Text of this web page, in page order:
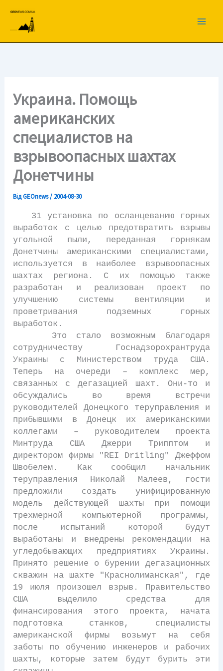
вмісту
Украина. Помощь
американских
специалистов на
взрывоопасных шахтах
Донетчины
ВідGEOnews/ 2004-08-30
31 установка по осланцеванию горных
выработок с целью предотвратить взрывы
угольной пыли, переданная горнякам
Донетчины американскими специалистами,
используется в наиболее взрывоопасных
шахтах региона. С их помощью также
разработан и реализован проект по
улучшению системы вентиляции и
проветривания подземных горных
выработок.
Это стало возможным благодаря
сотрудничеству Госнадзорохрантруда
Украины с Министерством труда США.
Теперь на очереди – комплекс мер,
связанных с дегазацией шахт. Они-то и
обсуждались во время встречи
руководителей Донецкого теруправления и
прибывшими в Донецк их американскими
коллегами – руководителем проекта
Минтруда США Джерри Трипптом и
директором фирмы "REI Dritling" Джеффом
Швобелем. Как сообщил начальник
теруправления Николай Малеев, гости
предложили создать унифицированную
модель действующей шахты при помощи
трехмерной компьютерной программы,
после испытаний которой будут
выработаны и внедрены рекомендации на
угледобывающих предприятиях Украины.
Принято решение о бурении дегазационных
скважин на шахте "Краснолиманская", где
19 июля произошел взрыв. Правительство
США выделило средства для
финансирования этого проекта, начата
подготовка станков, специалисты
американской фирмы возьмут на себя
заботы по обучению инженеров и рабочих
шахты, которые затем будут бурить эти